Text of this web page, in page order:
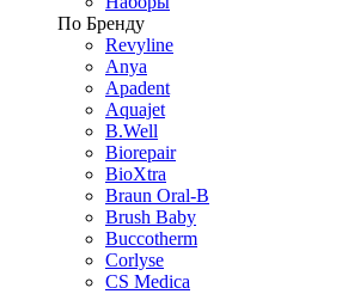
По Бренду
Revyline
Anya
Apadent
Aquajet
B.Well
Biorepair
BioXtra
Braun Oral-B
Brush Baby
Buccotherm
Corlyse
CS Medica